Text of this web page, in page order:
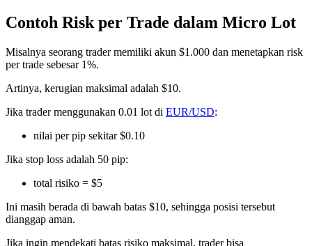
Contoh Risk per Trade dalam Micro Lot
Misalnya seorang trader memiliki akun $1.000 dan menetapkan risk
per trade sebesar 1%.
Artinya, kerugian maksimal adalah $10.
Jika trader menggunakan 0.01 lot di EUR/USD:
nilai per pip sekitar $0.10
Jika stop loss adalah 50 pip:
total risiko = $5
Ini masih berada di bawah batas $10, sehingga posisi tersebut
dianggap aman.
Jika ingin mendekati batas risiko maksimal, trader bisa